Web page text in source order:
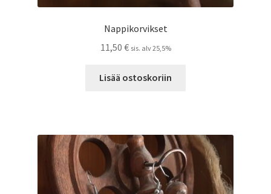
Nappikorvikset
11,50 € sis. alv 25,5%
Lisää ostoskoriin